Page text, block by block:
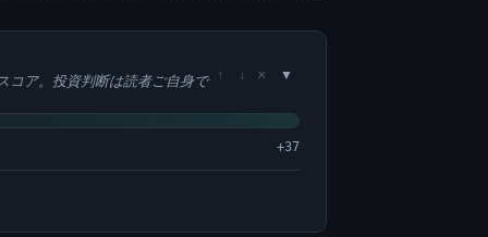
コア。投資判断は読者ご自身で ↑ ↓ ×
+37